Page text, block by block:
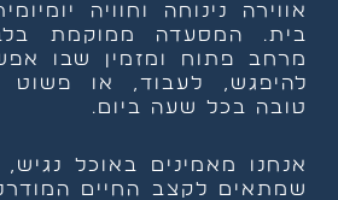
אווירה נינוחה וחוויה
בית. המסעדה ממוקמת
מרחב פתוח ומזמין שבו
להיפגש, לעבוד, או פשוט
טובה בכל שעה ביום.
אנחנו מאמינים באוכל נגיש,
שמתאים לקצב החיים